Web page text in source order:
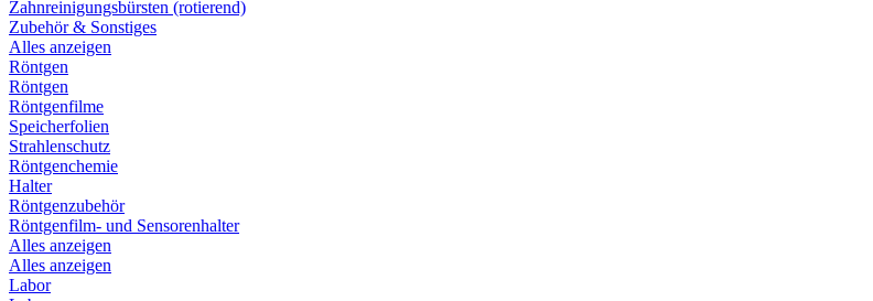
Zahnreinigungsbürsten (rotierend)
Zubehör & Sonstiges
Alles anzeigen
Röntgen
Röntgen
Röntgenfilme
Speicherfolien
Strahlenschutz
Röntgenchemie
Halter
Röntgenzubehör
Röntgenfilm- und Sensorenhalter
Alles anzeigen
Alles anzeigen
Labor